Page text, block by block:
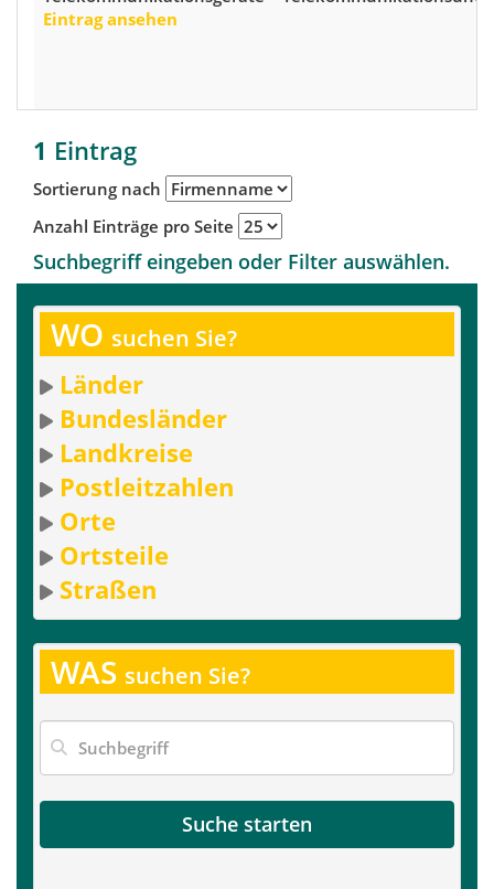
Eintrag ansehen
1 Eintrag
Sortierung nach
Anzahl Einträge pro Seite
Suchbegriff eingeben oder Filter auswählen.
WO suchen Sie?
Länder
Bundesländer
Landkreise
Postleitzahlen
Orte
Ortsteile
Straßen
WAS suchen Sie?
Suche starten